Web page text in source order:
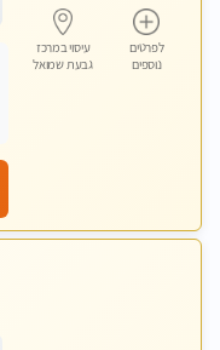
לפרטים
נוספים
עיסוי במרכז
גבעת שמואל